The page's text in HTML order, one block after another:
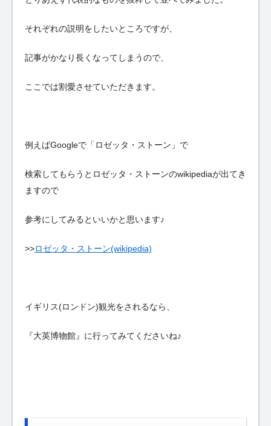
それぞれの説明をしたいところですが、
記事がかなり長くなってしまうので、
ここでは割愛させていただきます。
例えばGoogleで「ロゼッタ・ストーン」で
検索してもらうとロゼッタ・ストーンのwikipediaが出てき
ますので
参考にしてみるといいかと思います♪
>>ロゼッタ・ストーン(wikipedia)
イギリス(ロンドン)観光をされるなら、
『大英博物館』に行ってみてくださいね♪